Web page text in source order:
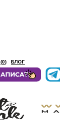
0) БЛОГ